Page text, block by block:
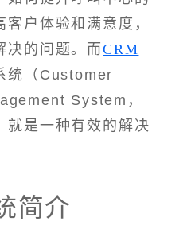
户体验和满意度，
决的问题。而CRM
统（Customer
System，
就是一种有效的解决
简介